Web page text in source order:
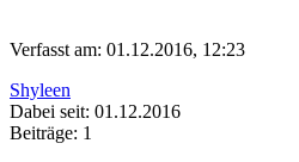
Verfasst am: 01.12.2016, 12:23
Shyleen
Dabei seit: 01.12.2016
Beiträge: 1